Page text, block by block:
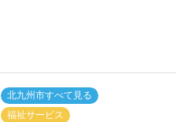
北九州市すべて見る
福祉サービス